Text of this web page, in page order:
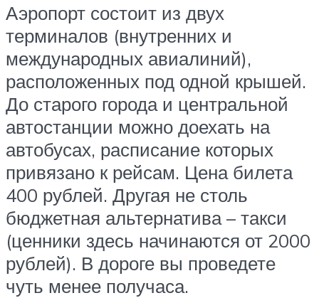
Аэропорт состоит из двух
терминалов (внутренних и
международных авиалиний),
расположенных под одной крышей.
До старого города и центральной
автостанции можно доехать на
автобусах, расписание которых
привязано к рейсам. Цена билета
400 рублей. Другая не столь
бюджетная альтернатива – такси
(ценники здесь начинаются от 2000
рублей). В дороге вы проведете
чуть менее получаса.